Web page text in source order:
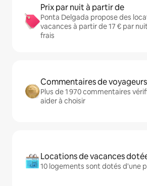
Prix par nuit à partir de
Ponta Delgada propose des
vacances à partir de 17 € par
frais
Commentaires de
Plus de 1 970 commentaires
aider à choisir
Locations de vacances
10 logements sont dotés d'une